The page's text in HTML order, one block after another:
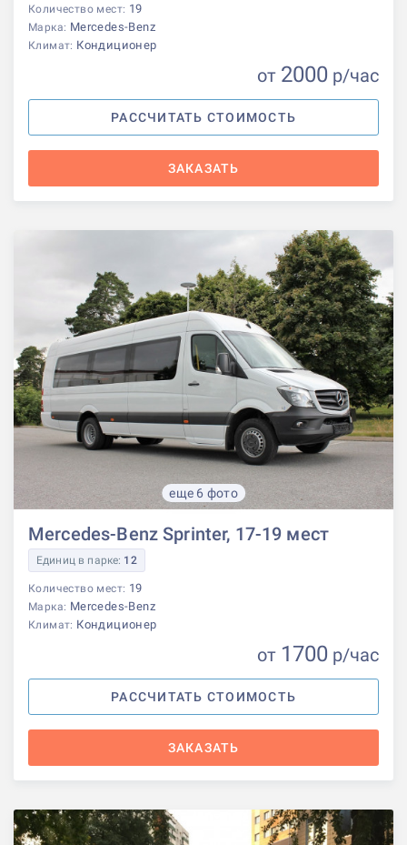
Количество мест: 19
Марка: Mercedes-Benz
Климат: Кондиционер
от 2000 р/час
РАССЧИТАТЬ СТОИМОСТЬ
ЗАКАЗАТЬ
еще 6 фото
Mercedes-Benz Sprinter, 17-19 мест
Единиц в парке: 12
Количество мест: 19
Марка: Mercedes-Benz
Климат: Кондиционер
от 1700 р/час
РАССЧИТАТЬ СТОИМОСТЬ
ЗАКАЗАТЬ